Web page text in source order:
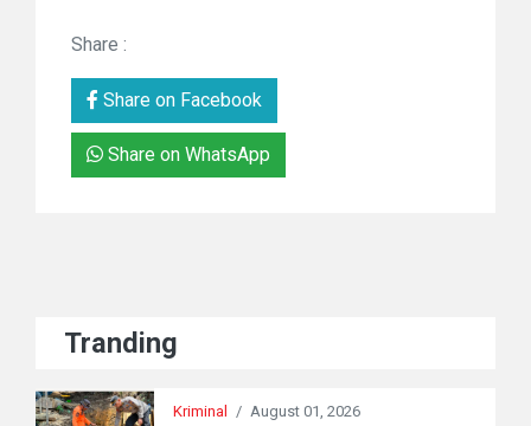
Share :
Share on Facebook
Share on WhatsApp
Tranding
Kriminal / August 01, 2026